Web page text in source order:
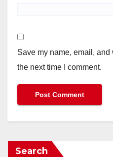
Save my name, email,
the next time I comment.
Search